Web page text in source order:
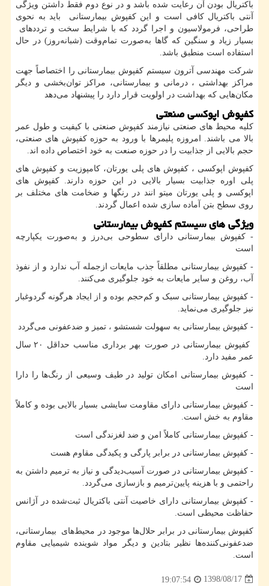
باکتریال بودن آن رعایت شده باشد و در نوع دوم فقط داشتن ویژگی
آنتی باکتریال کافی است و این کفپوش بیمارستانی باید به نحوی
طراحی، فرمولاسیون و اجرا گردد که با شرایط سخت و ترددهای
بسیار زیاد و سنگین که گاها به‌صورت تمام‌وقت (شبانه‌روز) در حال
استفاده است منطبق باشد.
شرکت مهندسی آترون سیستم کفپوش بیمارستانی را اختصاصاً جهت
مراکز بهداشتی ، درمانی و بیمارستانی، مراکز توان‌بخشی و دیگر
مکان‌هایی که بهداشت در اولویت قرار دارد را پیشنهاد می‌دهد
کفپوش اپوکسی صنعتی
کلیه محیط های صنعتی نیازمند کفپوش صنعتی با کیفیت و طول عمر
بالا می باشند. امروزه پلیمرها با ورود به حوزه کفپوش های صنعتی،
حجم بالایی از جذابیت را در حوزه صنعت به خود اختصاص داده اند.
کفپوش اپوکسی ، کفپوش های پلی یورتان، کامپوزیت و کفپوش های
پلی اوره جذابیت بسیار بالایی در این حوزه دارند. کفپوش های
اپوکسی و پلی یورتان میتو انند در رنگها و ضخامت های مختلف بر
روی سطح بتن آماده سازی شده اعمال گردند.
ویژگی های سیستم کفپوش بیمارستانی
- کفپوش بیمارستانی دارای سطوحی بی‌درز و به‌صورت یکپارچه
است
- کفپوش بیمارستانی مطلقاً جذب مایعات ازجمله آب ندارد و از نفوذ
آب، روغن و سایر مایعات به خود جلوگیری می‌کنند.
- کفپوش بیمارستانی سبک و کم‌حجم بوده و از ایجاد هرگونه گردوغبار
نیز جلوگیری می‌نماید.
- کفپوش بیمارستانی به سهولت شستشو ، تمیز و ضدعفونی می‌گردد
کفپوش بیمارستانی در صورت بهر برداری مناسب حداقل ۲۰ سال
عمر مفید دارد.
- کفپوش بیمارستانی امکان تولید در طیف وسیعی از رنگ‌ها را دارا
است
- کفپوش بیمارستانی دارای مقاومت سایشی بسیار بالایی بوده و کاملاً
مقاوم به خش است.
- کفپوش بیمارستانی کاملاً امن و ضد لغزندگی است
- کفپوش بیمارستانی در برابر پارگی و پکیدگی مقاوم هست
- کفپوش بیمارستانی در صورت آسیب‌دیدگی و نیاز به ترمیم داشتن به
راحتمی و با هزینه پایین‌ترمیم و بازسازی می‌گردد.
- کفپوش بیمارستانی دارای خاصیت آنتی باکتریال ثبت‌شده در آژانس
حفاظت محیطی است.
کفپوش بیمارستانی در برابر حلال‌ها موجود در محیط‌های بیمارستانی،
ضدعفونی‌کننده‌ها نظیر بتادین و دیگر مواد شوینده شیمیایی مقاوم
است.
1398/08/17
19:07:54